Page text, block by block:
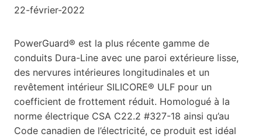
22-février-2022
PowerGuard® est la plus récente gamme de
conduits Dura-Line avec une paroi extérieure lisse,
des nervures intérieures longitudinales et un
revêtement intérieur SILICORE® ULF pour un
coefficient de frottement réduit. Homologué à la
norme électrique CSA C22.2 #327-18 ainsi qu’au
Code canadien de l’électricité, ce produit est idéal